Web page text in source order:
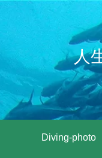
人
Diving-photo